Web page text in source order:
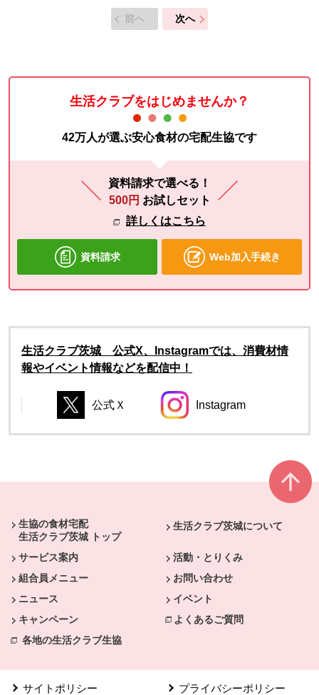
前へ 次へ
生活クラブをはじめませんか？
42万人が選ぶ安心食材の宅配生協です
資料請求で選べる！
500円 お試しセット
詳しくはこちら
資料請求 Web加入手続き
生活クラブ茨城 公式X、Instagramでは、消費材情
報やイベント情報などを配信中！
別のウィンドウで開きます。
公式Ｘ
別のウィンドウで開きます。
別のウィンドウで開きます。
Instagram
別のウィンドウで開
生協の食材宅配
生活クラブ茨城 トップ
生活クラブ茨城について
サービス案内
活動・とりくみ
組合員メニュー
お問い合わせ
ニュース
イベント
キャンペーン
よくあるご質問
各地の生活クラブ生協
サイトポリシー プライバシーポリシー